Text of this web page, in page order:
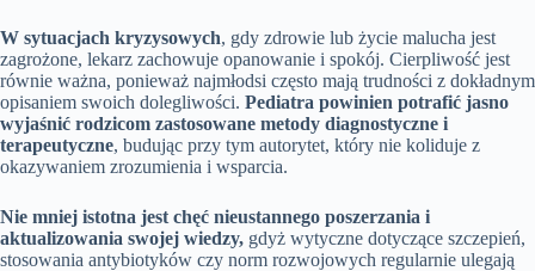
W sytuacjach kryzysowych, gdy zdrowie lub życie malucha jest
zagrożone, lekarz zachowuje opanowanie i spokój. Cierpliwość jest
równie ważna, ponieważ najmłodsi często mają trudności z dokładnym
opisaniem swoich dolegliwości. Pediatra powinien potrafić jasno
wyjaśnić rodzicom zastosowane metody diagnostyczne i
terapeutyczne, budując przy tym autorytet, który nie koliduje z
okazywaniem zrozumienia i wsparcia.
Nie mniej istotna jest chęć nieustannego poszerzania i
aktualizowania swojej wiedzy, gdyż wytyczne dotyczące szczepień,
stosowania antybiotyków czy norm rozwojowych regularnie ulegają